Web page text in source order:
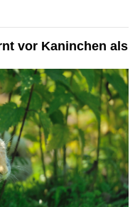
vor Kaninchen als